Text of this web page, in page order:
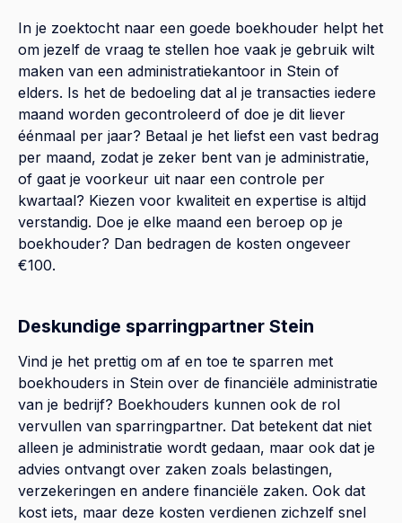
In je zoektocht naar een goede boekhouder helpt het
om jezelf de vraag te stellen hoe vaak je gebruik wilt
maken van een administratiekantoor in Stein of
elders. Is het de bedoeling dat al je transacties iedere
maand worden gecontroleerd of doe je dit liever
éénmaal per jaar? Betaal je het liefst een vast bedrag
per maand, zodat je zeker bent van je administratie,
of gaat je voorkeur uit naar een controle per
kwartaal? Kiezen voor kwaliteit en expertise is altijd
verstandig. Doe je elke maand een beroep op je
boekhouder? Dan bedragen de kosten ongeveer
€100.
Deskundige sparringpartner Stein
Vind je het prettig om af en toe te sparren met
boekhouders in Stein over de financiële administratie
van je bedrijf? Boekhouders kunnen ook de rol
vervullen van sparringpartner. Dat betekent dat niet
alleen je administratie wordt gedaan, maar ook dat je
advies ontvangt over zaken zoals belastingen,
verzekeringen en andere financiële zaken. Ook dat
kost iets, maar deze kosten verdienen zichzelf snel